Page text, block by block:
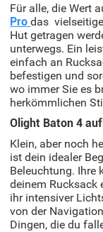
Für alle, die Wert
Pro das
Hut getragen
unterwegs. Ein
einfach an
befestigen und
wo immer Sie es
herkömmlichen
Olight Baton 4
Klein, aber noch
ist dein idealer
Beleuchtung. Ihre
deinem Rucksack
ihr intensiver
von der
Dingen, die du